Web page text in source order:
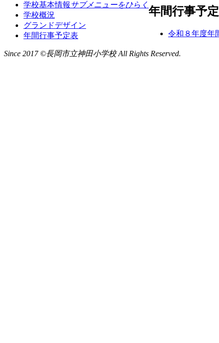
学校基本情報 サブメニューをひらく
学校概況
グランドデザイン
年間行事予定表
年間行事予
令和８年度年
Since 2017 ©長岡市立神田小学校 All Rights Reserved.